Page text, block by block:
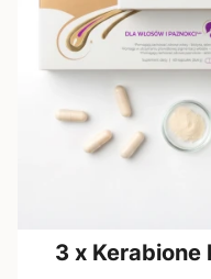
3 x Kerabione